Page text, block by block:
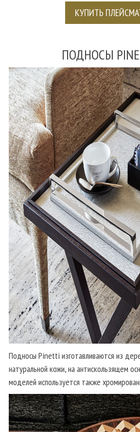
КУПИТЬ
ПОДНОСЫ
Подносы Pinetti изготавливаются из
натуральной кожи, на антискользящем
моделей используется также